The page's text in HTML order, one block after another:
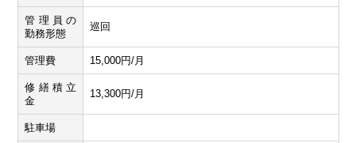
管理員の
勤務形態
巡回
管理費 15,000円/月
修繕積立
金
13,300円/月
駐車場